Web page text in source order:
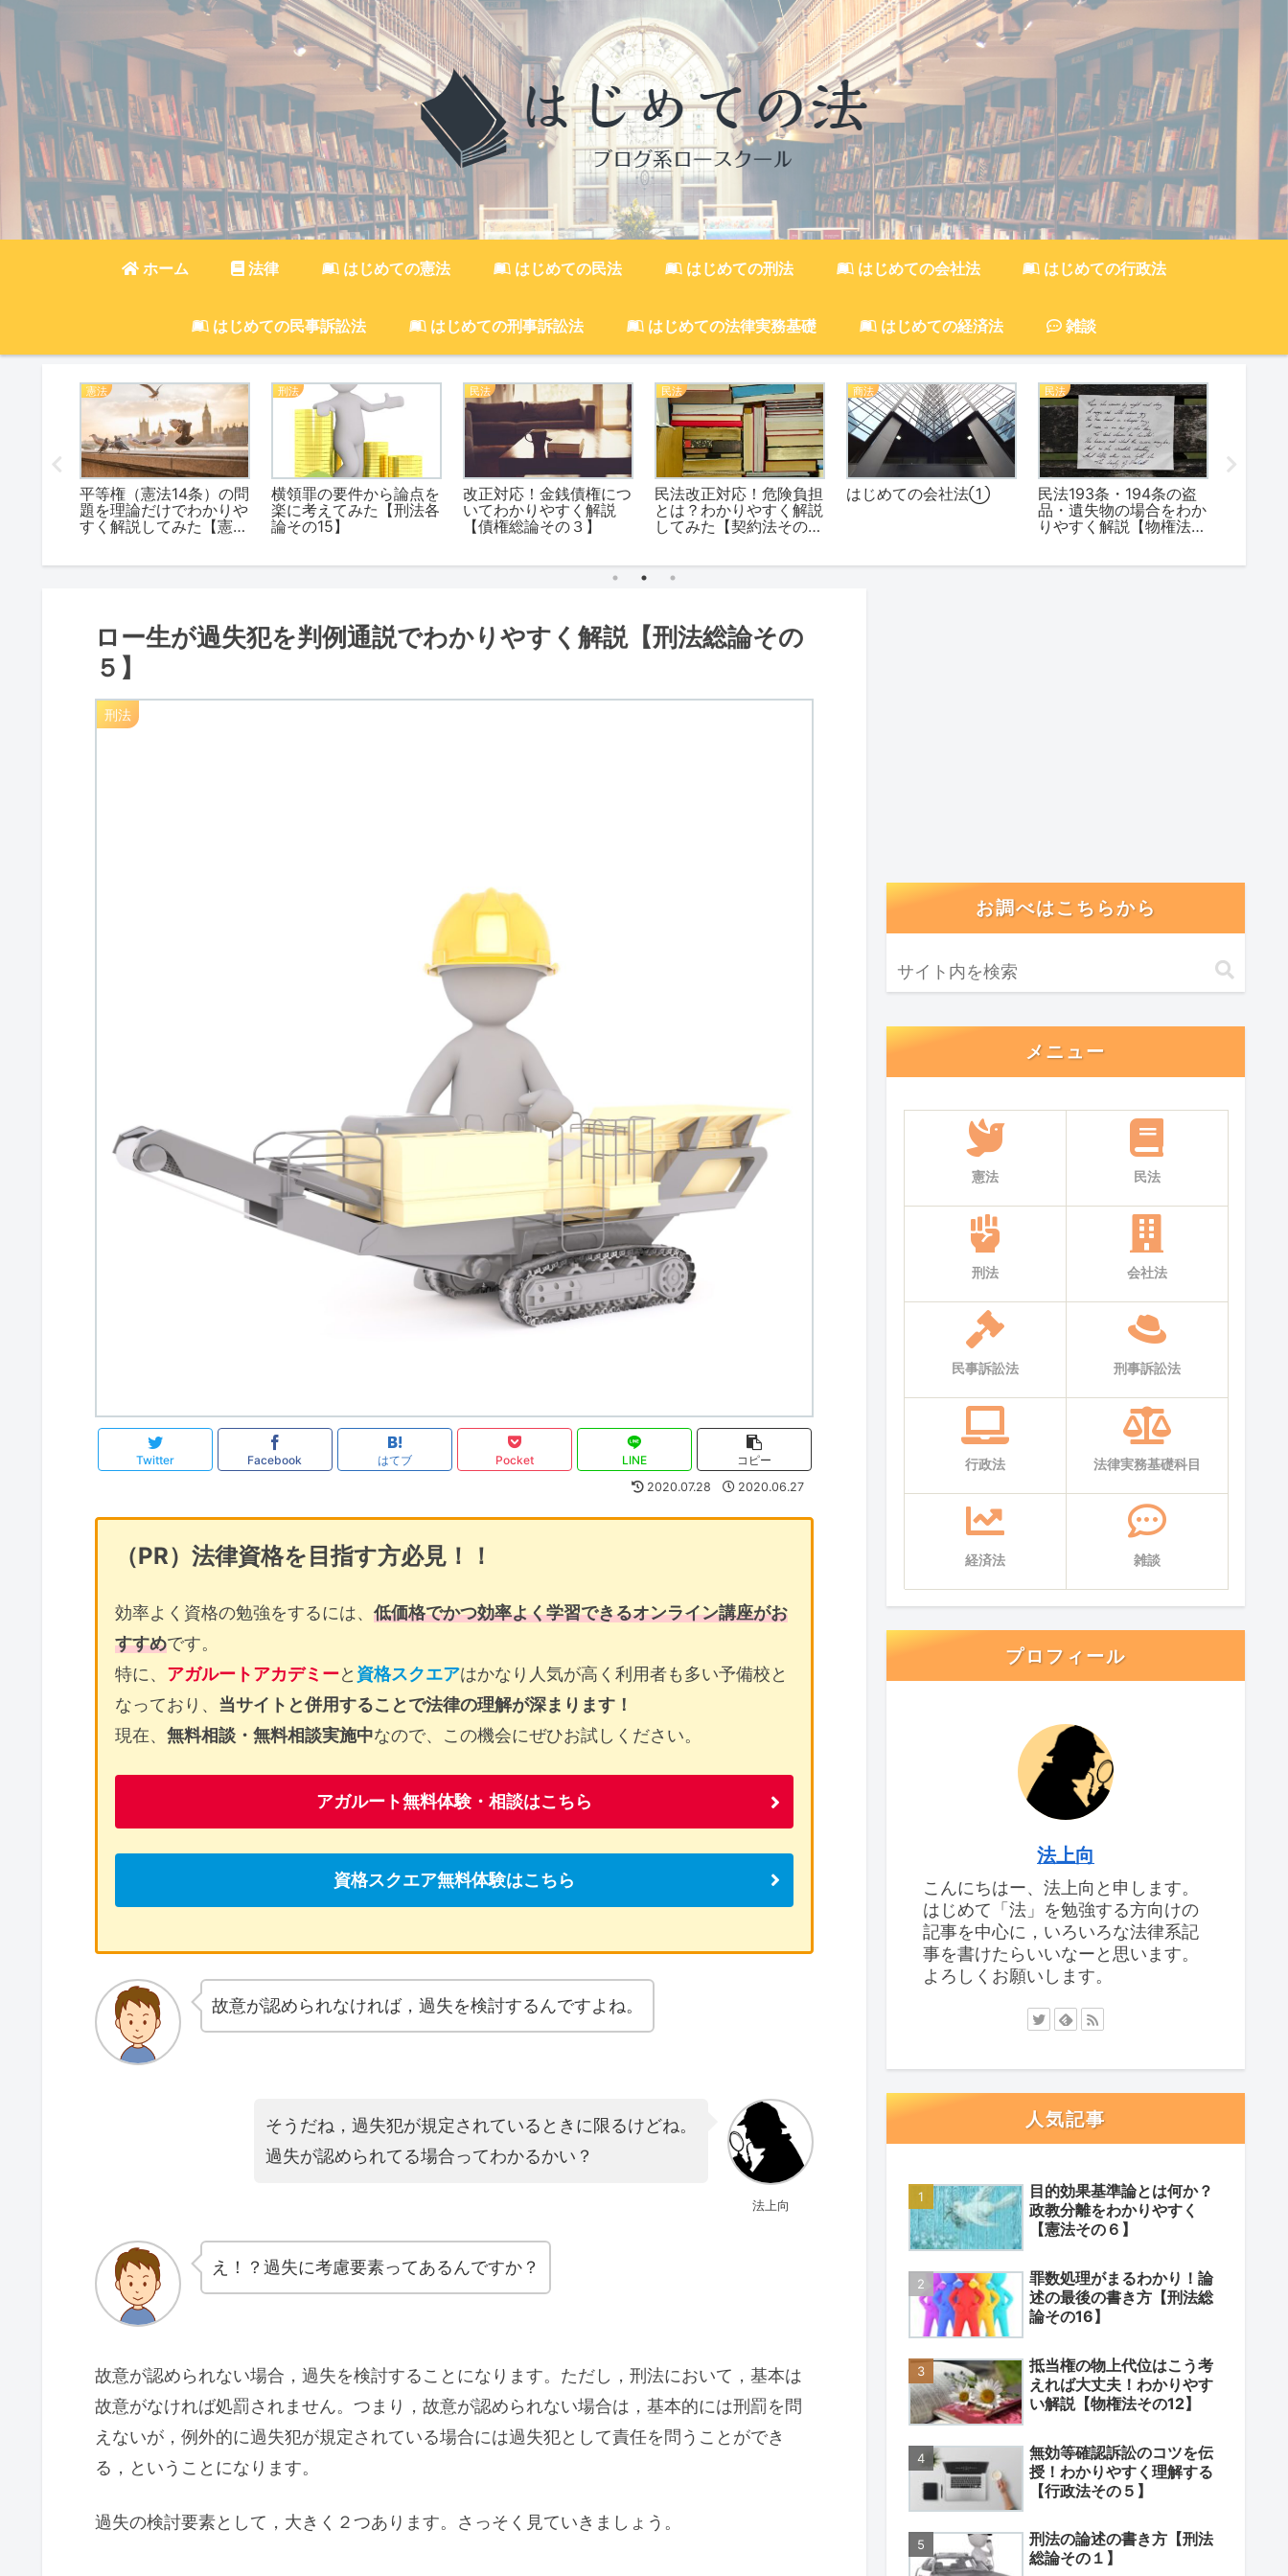
ホーム 法律 はじめての憲法 はじめての民法 はじめての刑法 はじめての会社法 はじめての行政法
はじめての民事訴訟法 はじめての刑事訴訟法 はじめての法律実務基礎 はじめての経済法 雑談
憲法
平等権（憲法14条）の問
題を理論だけでわかりや
すく解説してみた【憲法
刑法
横領罪の要件から論点を
楽に考えてみた【刑法各
論その15】
民法
改正対応！金銭債権につ
いてわかりやすく解説
【債権総論その３】
民法
民法改正対応！危険負担
とは？わかりやすく解説
してみた【契約法その
商法
はじめての会社法①
民法
民法193条・194条の盗
品・遺失物の場合をわか
りやすく解説【物権法そ
ロー生が過失犯を判例通説でわかりやすく解説【刑法総論その
５】
刑法
Twitter Facebook はてブ Pocket LINE
コピー
2020.07.28
2020.06.27
（PR）法律資格を目指す方必見！！
効率よく資格の勉強をするには、 低価格でかつ効率よく学習できるオンライン講座がお
すすめです。
特に、 アガルートアカデミーと 資格スクエアはかなり人気が高く利用者も多い予備校と
なっており、 当サイトと併用することで法律の理解が深まります！
現在、 無料相談・無料相談実施中なので、この機会にぜひお試しください。
アガルート無料体験・相談はこちら
資格スクエア無料体験はこちら
故意が認められなければ，過失を検討するんですよね。
法上向
そうだね，過失犯が規定されているときに限るけどね。
過失が認められてる場合ってわかるかい？
え！？過失に考慮要素ってあるんですか？
故意が認められない場合，過失を検討することになります。ただし，刑法において，基本は
故意がなければ処罰されません。つまり，故意が認められない場合は，基本的には刑罰を問
えないが，例外的に過失犯が規定されている場合には過失犯として責任を問うことができ
る，ということになります。
過失の検討要素として，大きく２つあります。さっそく見ていきましょう。
お調べはこちらから
メニュー
憲法 民法
刑法 会社法
民事訴訟法 刑事訴訟法
行政法 法律実務基礎科目
経済法 雑談
プロフィール
法上向
こんにちはー、法上向と申します。
はじめて「法」を勉強する方向けの
記事を中心に，いろいろな法律系記
事を書けたらいいなーと思います。
よろしくお願いします。
人気記事
目的効果基準論とは何か？
政教分離をわかりやすく
【憲法その６】
罪数処理がまるわかり！論
述の最後の書き方【刑法総
論その16】
抵当権の物上代位はこう考
えれば大丈夫！わかりやす
い解説【物権法その12】
無効等確認訴訟のコツを伝
授！わかりやすく理解する
【行政法その５】
刑法の論述の書き方【刑法
総論その１】